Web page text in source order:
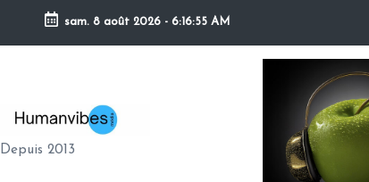
Skip
sam. 8 août 2026 - 6:16:55 AM
H
U
Depuis 2013